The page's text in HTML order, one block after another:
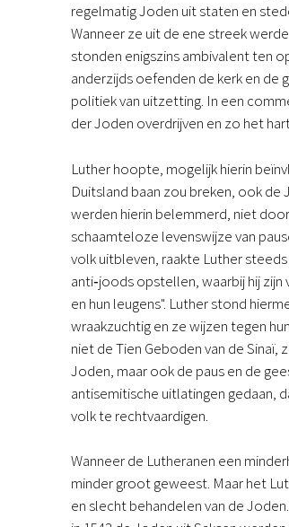
regelmatig Joden uit staten en
Wanneer ze uit de ene streek
stonden enigszins ambivalent ten
anderzijds oefenden de kerk en de
politiek van uitzetting. In een
der Joden overdrijven en zo het
Luther hoopte, mogelijk hierin
Duitsland baan zou breken, ook
werden hierin belemmerd, niet
schaamteloze levenswijze van
volk uitbleven, raakte Luther
anti‑joods opstellen, waarbij hij
en hun leugens". Luther stond
wraakzuchtig en ze wijzen tegen
niet de Tien Geboden van de
Joden, maar ook de paus en de
antisemitische uitlatingen gedaan,
volk te rechtvaardigen.
Wanneer de Lutheranen een
minder groot geweest. Maar het
en slecht behandelen van de